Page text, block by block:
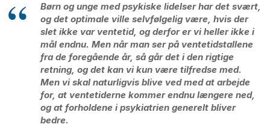
Børn og unge med psykiske lidelser har det svært,
og det optimale ville selvfølgelig være, hvis der
slet ikke var ventetid, og derfor er vi heller ikke i
mål endnu. Men når man ser på ventetidstallene
fra de foregående år, så går det i den rigtige
retning, og det kan vi kun være tilfredse med.
Men vi skal naturligvis blive ved med at arbejde
for, at ventetiderne kommer endnu længere ned,
og at forholdene i psykiatrien generelt bliver
bedre.